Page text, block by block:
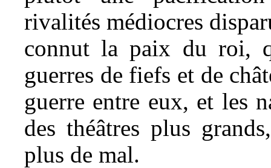
rivalités médiocres
connut la paix du roi,
guerres de fiefs et de
guerre entre eux, et les
des théâtres plus
plus de mal.